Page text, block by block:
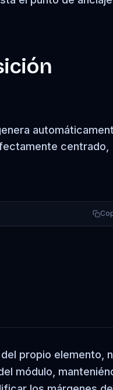
centrado,
propio elemento,
módulo,